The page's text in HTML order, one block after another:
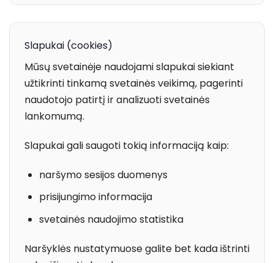
Slapukai (cookies)
Mūsų svetainėje naudojami slapukai siekiant
užtikrinti tinkamą svetainės veikimą, pagerinti
naudotojo patirtį ir analizuoti svetainės
lankomumą.
Slapukai gali saugoti tokią informaciją kaip:
naršymo sesijos duomenys
prisijungimo informacija
svetainės naudojimo statistika
Naršyklės nustatymuose galite bet kada ištrinti